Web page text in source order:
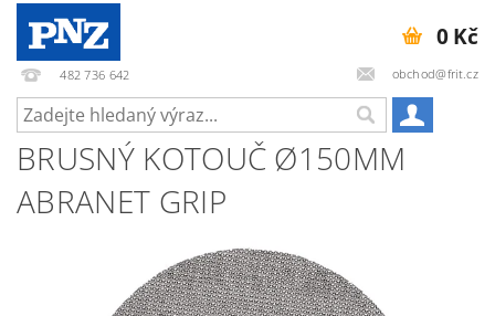
482 736 642 obchod@frit.cz
0 Kč
BRUSNÝ KOTOUČ Ø150MM
ABRANET GRIP